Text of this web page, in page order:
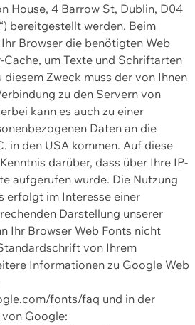
House, 4 Barrow St, Dublin, D04
bereitgestellt werden. Beim
Browser die benötigten Web
Cache, um Texte und Schriftarten
diesem Zweck muss der von Ihnen
zu den Servern von
kann es auch zu einer
Daten an die
in den USA kommen. Auf diese
darüber, dass über Ihre IP-
aufgerufen wurde. Die Nutzung
erfolgt im Interesse einer
Darstellung unserer
Ihr Browser Web Fonts nicht
von Ihrem
Informationen zu Google Web
fonts/faq und in der
Google: